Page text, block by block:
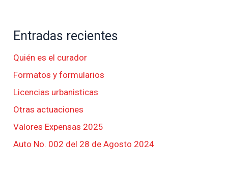
Entradas recientes
Quién es el curador
Formatos y formularios
Licencias urbanisticas
Otras actuaciones
Valores Expensas 2025
Auto No. 002 del 28 de Agosto 2024